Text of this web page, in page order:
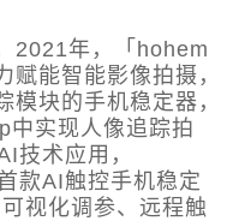
2021年，「hohem
能智能影像拍摄，
块的手机稳定器，
中实现人像追踪拍
技术应用，
款AI触控手机稳定
视化调参、远程触